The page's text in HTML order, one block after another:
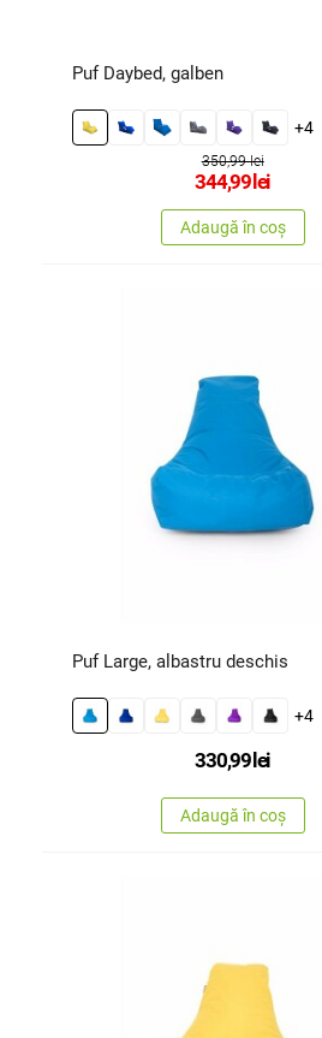
Puf Daybed, galben
+4
350,99 lei
344,99lei
Adaugă în coș
Puf Large, albastru deschis
+4
330,99 lei
Adaugă în coș